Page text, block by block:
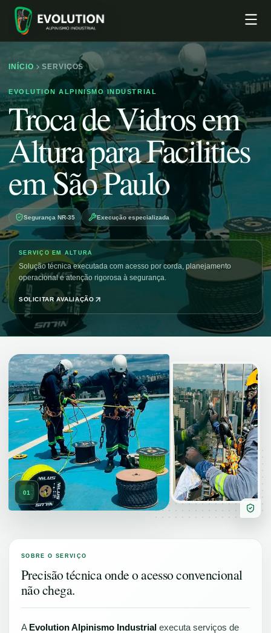
INÍCIO SERVIÇOS
EVOLUTION ALPINISMO INDUSTRIAL
Troca de Vidros em
Altura para Facilities
em São Paulo
Segurança NR-35 Execução especializada
SERVIÇO EM ALTURA
Solução técnica executada com acesso por corda, planejamento
operacional e atenção rigorosa à segurança.
SOLICITAR AVALIAÇÃO
01
SOBRE O SERVIÇO
Precisão técnica onde o acesso convencional
não chega.
A Evolution Alpinismo Industrial executa serviços de